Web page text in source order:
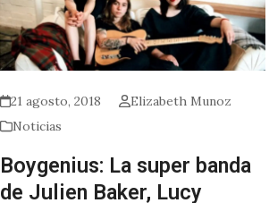
21 agosto, 2018
Elizabeth Munoz
Noticias
Boygenius: La super banda
de Julien Baker, Lucy